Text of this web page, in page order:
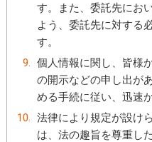
す。また、委託先にお
よう、委託先に対する
す。
個人情報に関し、皆様
の開示などの申し出が
める手続に従い、迅速
法律により規定が設け
は、法の趣旨を尊重し